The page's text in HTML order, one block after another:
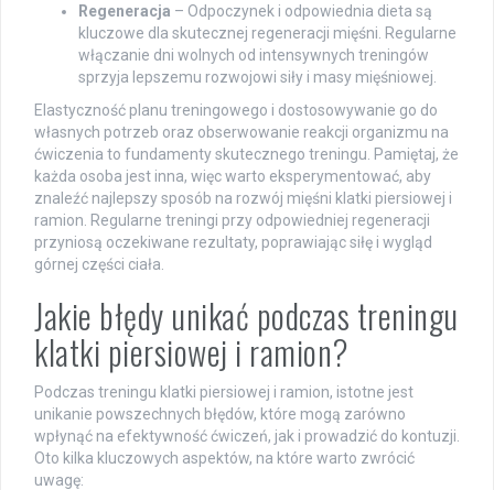
Regeneracja – Odpoczynek i odpowiednia dieta są
kluczowe dla skutecznej regeneracji mięśni. Regularne
włączanie dni wolnych od intensywnych treningów
sprzyja lepszemu rozwojowi siły i masy mięśniowej.
Elastyczność planu treningowego i dostosowywanie go do
własnych potrzeb oraz obserwowanie reakcji organizmu na
ćwiczenia to fundamenty skutecznego treningu. Pamiętaj, że
każda osoba jest inna, więc warto eksperymentować, aby
znaleźć najlepszy sposób na rozwój mięśni klatki piersiowej i
ramion. Regularne treningi przy odpowiedniej regeneracji
przyniosą oczekiwane rezultaty, poprawiając siłę i wygląd
górnej części ciała.
Jakie błędy unikać podczas treningu
klatki piersiowej i ramion?
Podczas treningu klatki piersiowej i ramion, istotne jest
unikanie powszechnych błędów, które mogą zarówno
wpłynąć na efektywność ćwiczeń, jak i prowadzić do kontuzji.
Oto kilka kluczowych aspektów, na które warto zwrócić
uwagę: